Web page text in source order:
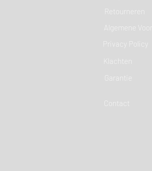
Retourneren
Algemene
Klachten
Garantie
Contact